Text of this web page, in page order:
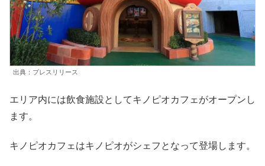
出典：プレスリリース
エリア内には飲食施設としてキノピオカフェがオープンし
ます。
キノピオカフェはキノピオがシェフとなって登場します。